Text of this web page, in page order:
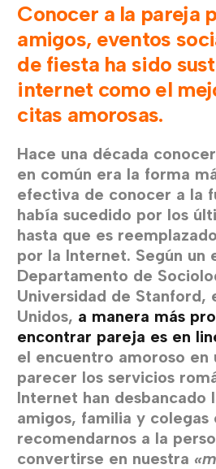
Conocer a la pareja
amigos, eventos
de fiesta ha sido
internet como el
citas amorosas.
Hace una década
en común era la forma
efectiva de conocer a la
había sucedido por los
hasta que es
por la Internet. Según un
Departamento de
Universidad de Stanford,
Unidos, a manera más
encontrar pareja es en
el encuentro amoroso en
parecer los servicios
Internet han desbancado
amigos, familia y colegas
recomendarnos a la
convertirse en nuestra